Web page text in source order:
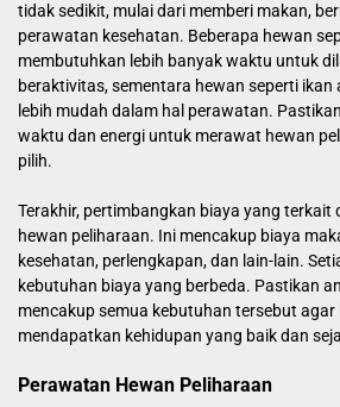
tidak sedikit, mulai dari memberi makan,
perawatan kesehatan. Beberapa hewan
membutuhkan lebih banyak waktu untuk
beraktivitas, sementara hewan seperti ikan
lebih mudah dalam hal perawatan.
waktu dan energi untuk merawat hewan
pilih.
Terakhir, pertimbangkan biaya yang terkait
hewan peliharaan. Ini mencakup biaya
kesehatan, perlengkapan, dan lain-lain.
kebutuhan biaya yang berbeda. Pastikan
mencakup semua kebutuhan tersebut
mendapatkan kehidupan yang baik dan
Perawatan Hewan Peliharaan